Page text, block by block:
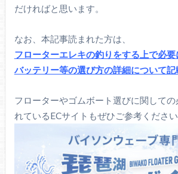
だければと思います。
なお、本記事読まれた方は、
フローターエレキの釣りをする上で必
バッテリー等の選び方の詳細について
フローターやゴムボート選びに関しての
れているECサイトもぜひご参考ください